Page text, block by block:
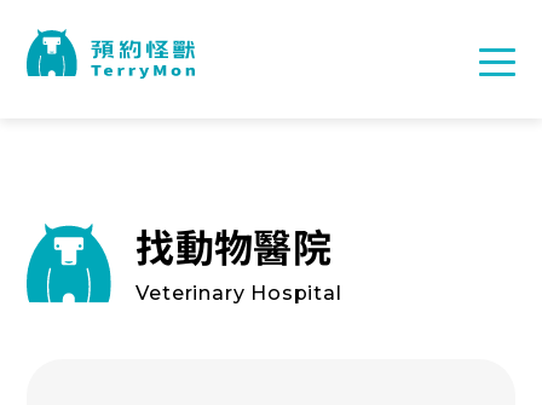
找動物醫院
Veterinary Hospital